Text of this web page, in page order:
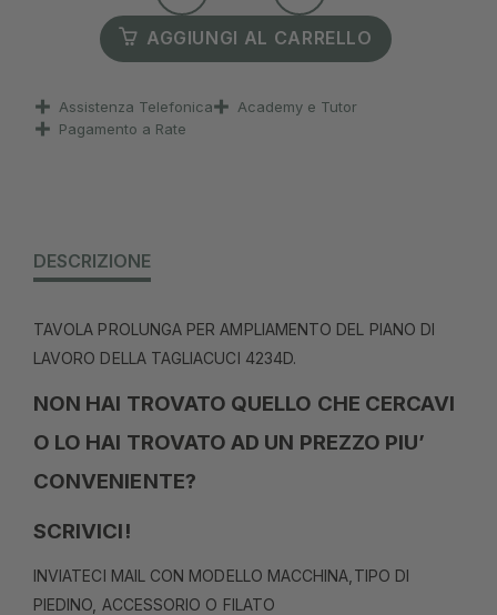
AGGIUNGI AL CARRELLO
Assistenza Telefonica
Academy e Tutor
Pagamento a Rate
DESCRIZIONE
TAVOLA PROLUNGA PER AMPLIAMENTO DEL PIANO DI
LAVORO DELLA TAGLIACUCI 4234D.
NON HAI TROVATO QUELLO CHE CERCAVI
O LO HAI TROVATO AD UN PREZZO PIU’
CONVENIENTE?
SCRIVICI!
INVIATECI MAIL CON MODELLO MACCHINA,TIPO DI
PIEDINO, ACCESSORIO O FILATO